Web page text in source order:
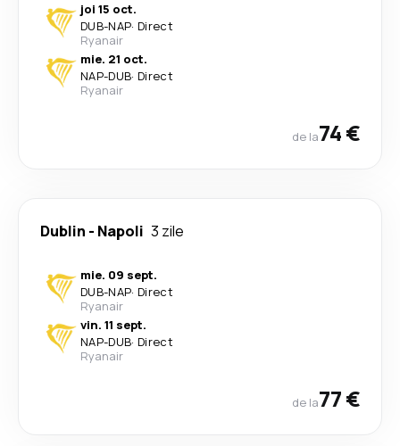
joi 15 oct.
DUB-NAP· Direct
Ryanair
mie. 21 oct.
NAP-DUB· Direct
Ryanair
de la74 €
Dublin - Napoli 3 zile
mie. 09 sept.
DUB-NAP· Direct
Ryanair
vin. 11 sept.
NAP-DUB· Direct
Ryanair
de la77 €